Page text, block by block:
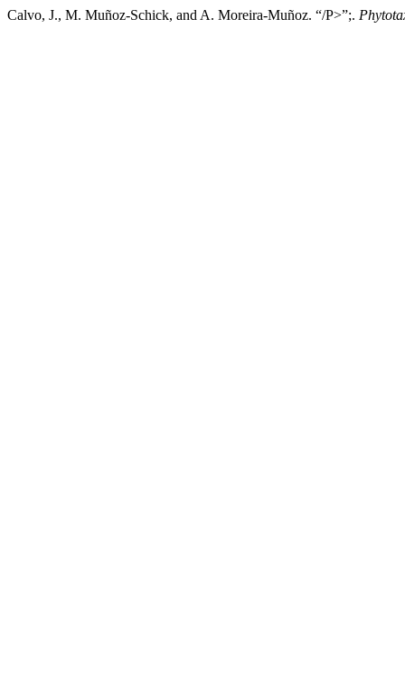
Calvo, J., M. Muñoz-Schick, and A. Moreira-Muñoz. “/P>”;.